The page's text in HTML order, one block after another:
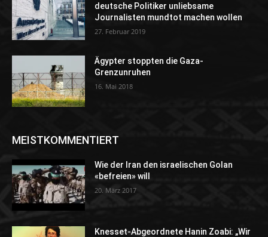
deutsche Politiker unliebsame
Journalisten mundtot machen wollen
27. Februar 2019
Ägypter stoppten die Gaza-
Grenzunruhen
16. Mai 2018
MEISTKOMMENTIERT
Wie der Iran den israelischen Golan
«befreien» will
20. März 2017
Knesset-Abgeordnete Hanin Zoabi: „Wir